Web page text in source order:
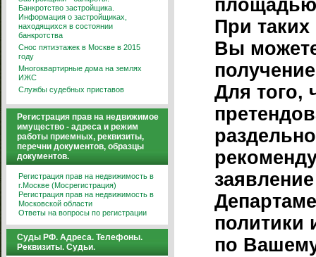
Банкротство застройщика.
Информация о застройщиках,
находящихся в состоянии
банкротства
Снос пятиэтажек в Москве в 2015
году
Многоквартирные дома на землях
ИЖС
Службы судебных приставов
Регистрация прав на недвижимое
имущество - адреса и режим
работы приемных, реквизиты,
перечни документов, образцы
документов.
Регистрация прав на недвижимость в
г.Москве (Мосрегистрация)
Регистрация прав на недвижимость в
Московской области
Ответы на вопросы по регистрации
Суды РФ. Адреса. Телефоны.
Реквизиты. Судьи.
площадью
При
Вы
Для того,
политики
по